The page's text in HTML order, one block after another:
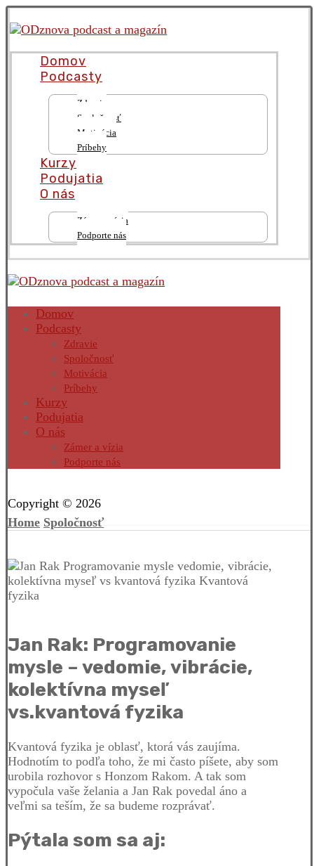
Domov
Podcasty
Zdravie
Spoločnosť
Motivácia
Príbehy
Kurzy
Podujatia
O nás
Zámer a vízia
Podporte nás
Domov
Podcasty
Zdravie
Spoločnosť
Motivácia
Príbehy
Kurzy
Podujatia
O nás
Zámer a vízia
Podporte nás
Copyright © 2026
Home Spoločnosť
Jan Rak: Programovanie
mysle – vedomie, vibrácie,
kolektívna myseľ
vs.kvantová fyzika
Kvantová fyzika je oblasť, ktorá vás zaujíma.
Hodnotím to podľa toho, že mi často píšete, aby som
urobila rozhovor s Honzom Rakom. A tak som
vypočula vaše želania a Jan Rak povedal áno a
veľmi sa teším, že sa budeme rozprávať.
Pýtala som sa aj: